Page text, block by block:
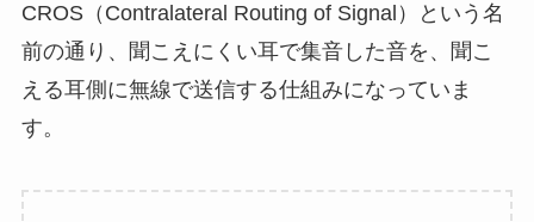
CROS（Contralateral Routing of Signal）という名
前の通り、聞こえにくい耳で集音した音を、聞こ
える耳側に無線で送信する仕組みになっていま
す。